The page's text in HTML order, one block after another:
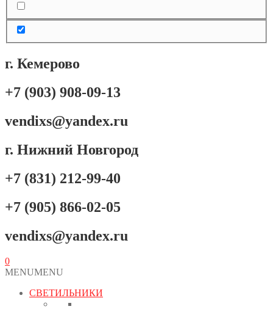
г. Кемерово
+7 (903) 908-09-13
vendixs@yandex.ru
г. Нижний Новгород
+7 (831) 212-99-40
+7 (905) 866-02-05
vendixs@yandex.ru
0
MENUMENU
СВЕТИЛЬНИКИ